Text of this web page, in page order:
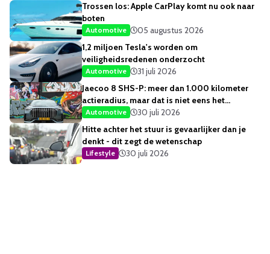
Trossen los: Apple CarPlay komt nu ook naar
boten
Automotive
05 augustus 2026
1,2 miljoen Tesla's worden om
veiligheidsredenen onderzocht
Automotive
31 juli 2026
Jaecoo 8 SHS-P: meer dan 1.000 kilometer
actieradius, maar dat is niet eens het
opvallendste
Automotive
30 juli 2026
Hitte achter het stuur is gevaarlijker dan je
denkt - dit zegt de wetenschap
Lifestyle 30 juli 2026